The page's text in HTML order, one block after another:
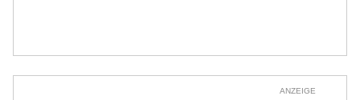
ANZEIGE